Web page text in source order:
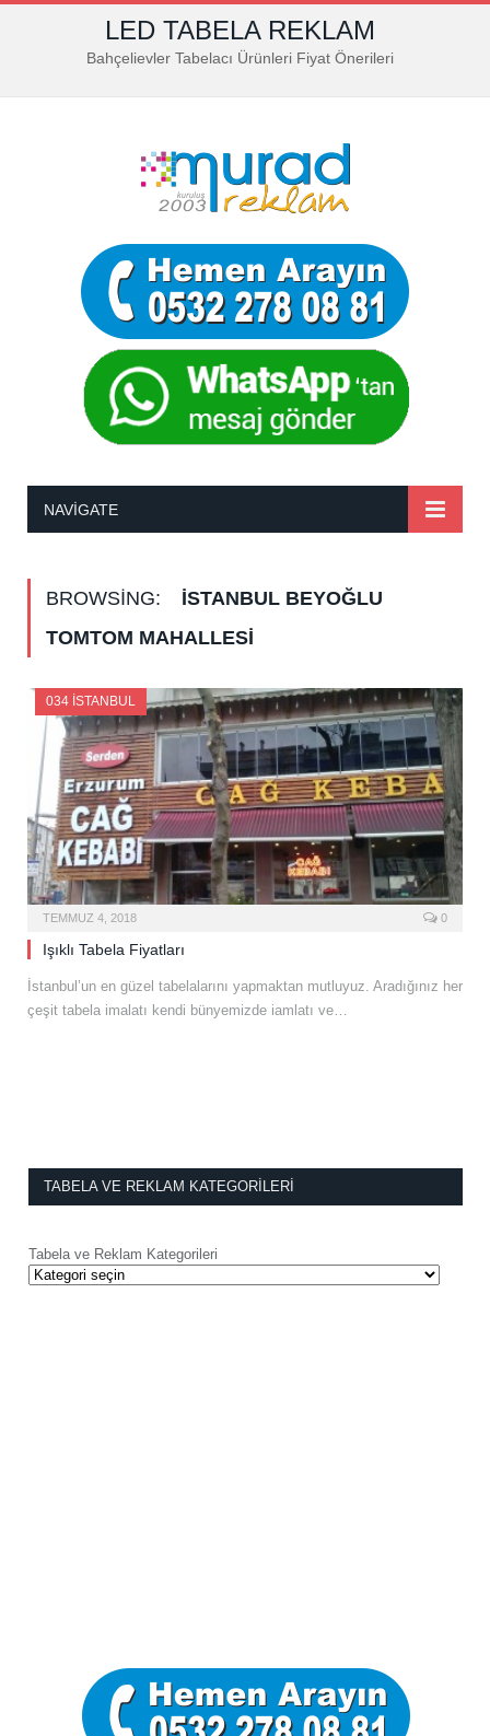
LED TABELA REKLAM
Bahçelievler Tabelacı Ürünleri Fiyat Önerileri
NAVIGATE
BROWSING:
İSTANBUL BEYOĞLU
TOMTOM MAHALLESI
034 İSTANBUL
TEMMUZ 4, 2018 0
Işıklı Tabela Fiyatları
İstanbul’un en güzel tabelalarını yapmaktan mutluyuz. Aradığınız her
çeşit tabela imalatı kendi bünyemizde iamlatı ve…
TABELA VE REKLAM KATEGORILERI
Tabela ve Reklam Kategorileri